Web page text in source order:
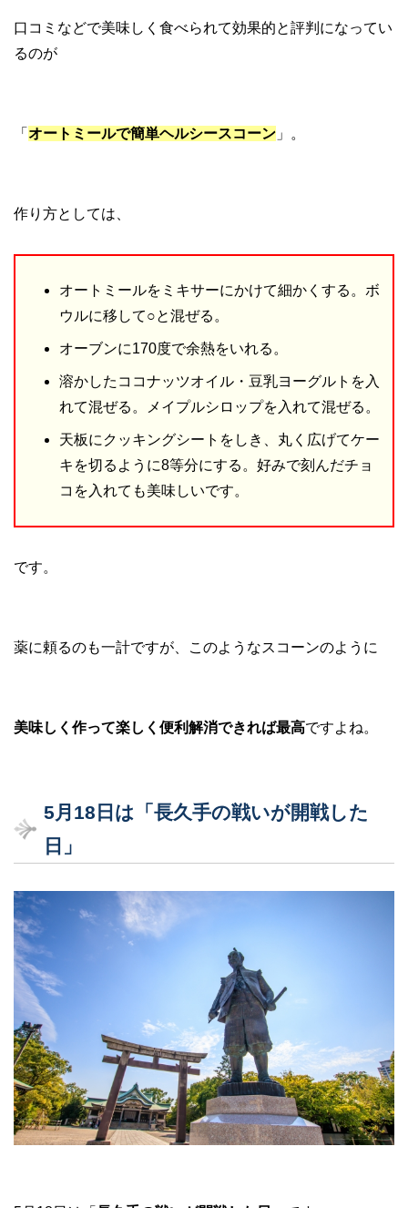
口コミなどで美味しく食べられて効果的と評判になってい
るのが
「 オートミールで簡単ヘルシースコーン 」。
作り方としては、
オートミールをミキサーにかけて細かくする。ボ
ウルに移して○と混ぜる。
オーブンに170度で余熱をいれる。
溶かしたココナッツオイル・豆乳ヨーグルトを入
れて混ぜる。メイプルシロップを入れて混ぜる。
天板にクッキングシートをしき、丸く広げてケー
キを切るように8等分にする。好みで刻んだチョ
コを入れても美味しいです。
です。
薬に頼るのも一計ですが、このようなスコーンのように
美味しく作って楽しく便利解消できれば最高ですよね。
5月18日は「長久手の戦いが開戦した
日」